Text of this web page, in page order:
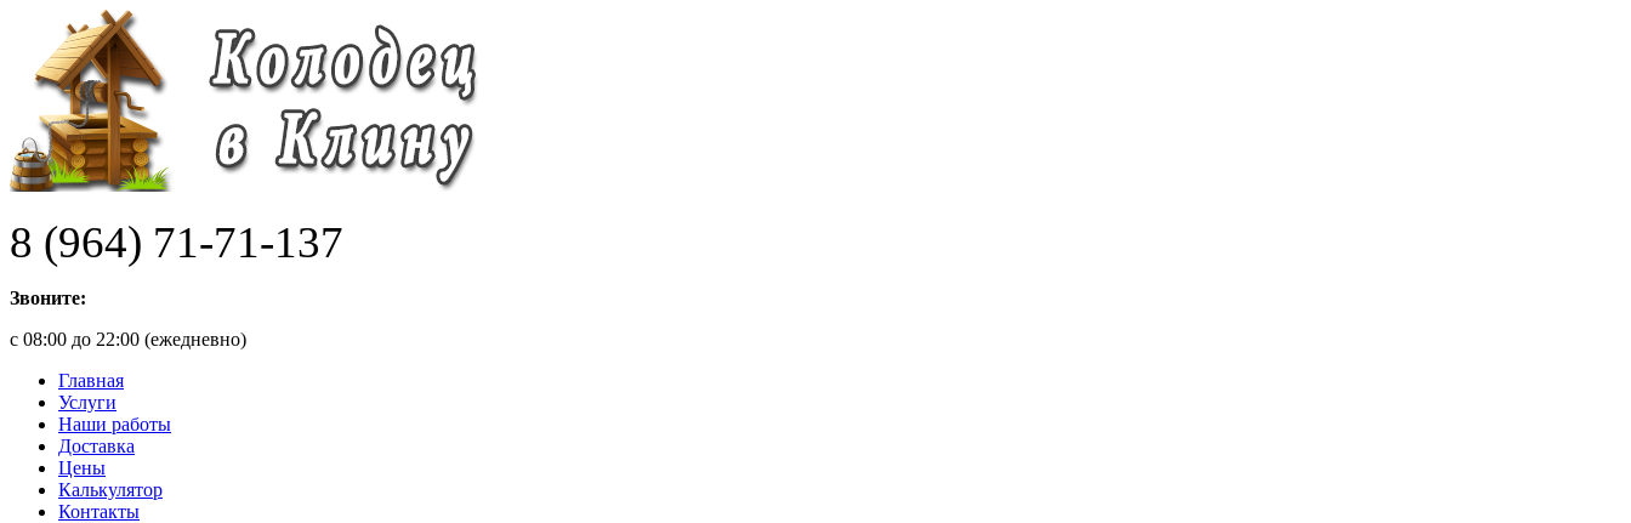
8 (964) 71-71-137
Звоните:
с 08:00 до 22:00 (ежедневно)
Главная
Услуги
Наши работы
Доставка
Цены
Калькулятор
Контакты